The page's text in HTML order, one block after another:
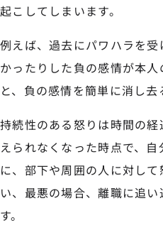
起こしてしまいます。
例えば、過去にパワハラを
かったりした負の感情が本
と、負の感情を簡単に消し去
持続性のある怒りは時間の
えられなくなった時点で、
に、部下や周囲の人に対し
い、最悪の場合、離職に追
す。